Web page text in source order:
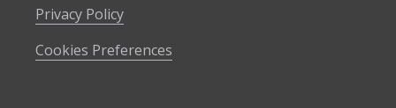
Privacy Policy
Cookies Preferences